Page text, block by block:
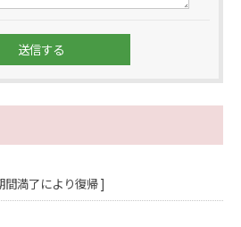
間満了により復帰 ]